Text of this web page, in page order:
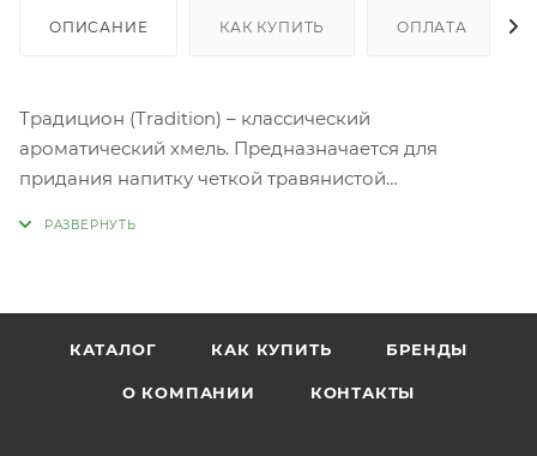
ОПИСАНИЕ КАК КУПИТЬ ОПЛАТА
Традицион (Tradition) – классический
ароматический хмель. Предназначается для
придания напитку четкой травянистой
КАТАЛОГ КАК КУПИТЬ БРЕНДЫ
О КОМПАНИИ КОНТАКТЫ